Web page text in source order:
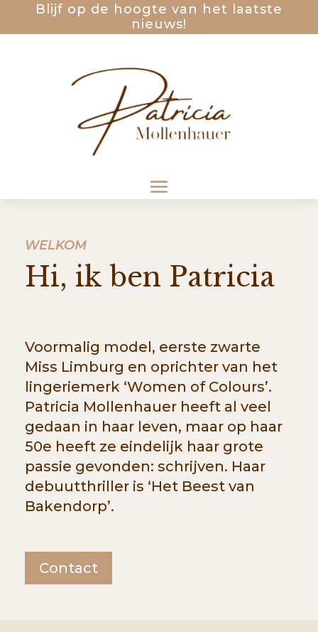
Blijf op de hoogte van het laatste
nieuws!
WELKOM
Hi, ik ben Patricia
Voormalig model, eerste zwarte
Miss Limburg en oprichter van het
lingeriemerk ‘Women of Colours’.
Patricia Mollenhauer heeft al veel
gedaan in haar leven, maar op haar
50e heeft ze eindelijk haar grote
passie gevonden: schrijven. Haar
debuutthriller is ‘Het Beest van
Bakendorp’.
Contact